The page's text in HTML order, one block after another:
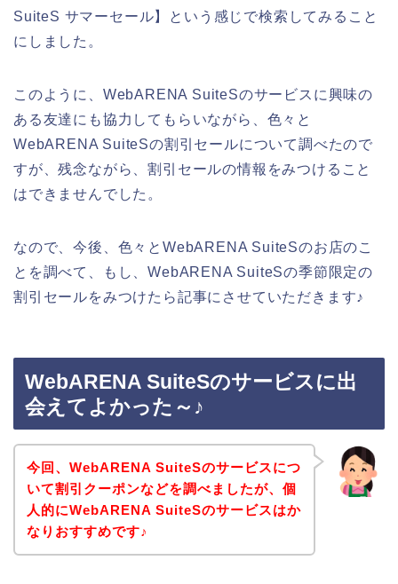
SuiteS サマーセール】という感じで検索してみること
にしました。
このように、WebARENA SuiteSのサービスに興味の
ある友達にも協力してもらいながら、色々と
WebARENA SuiteSの割引セールについて調べたので
すが、残念ながら、割引セールの情報をみつけること
はできませんでした。
なので、今後、色々とWebARENA SuiteSのお店のこ
とを調べて、もし、WebARENA SuiteSの季節限定の
割引セールをみつけたら記事にさせていただきます♪
WebARENA SuiteSのサービスに出
会えてよかった～♪
今回、WebARENA SuiteSのサービスにつ
いて割引クーポンなどを調べましたが、個
人的にWebARENA SuiteSのサービスはか
なりおすすめです♪